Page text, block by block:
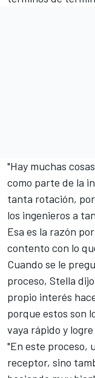
"Hay muchas
como parte de la
tanta rotación,
los ingenieros a
Esa es la razón
contento con lo
Cuando se le
proceso, Stella
propio interés
porque estos son
vaya rápido y
"En este proceso,
receptor, sino